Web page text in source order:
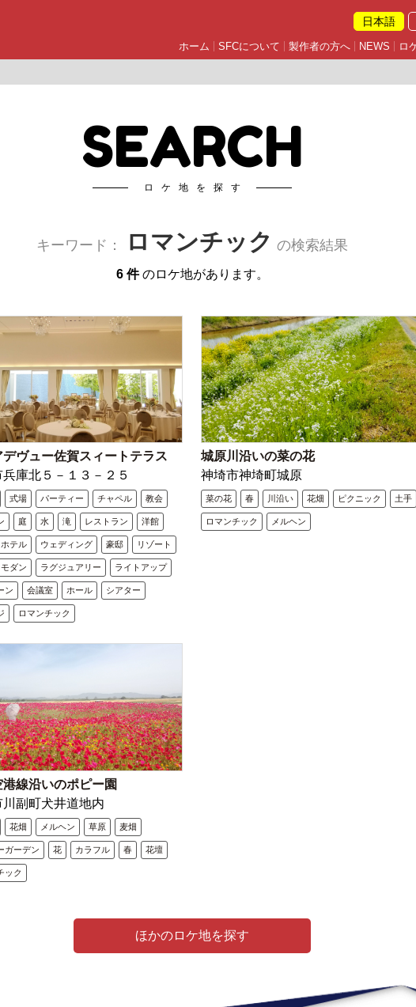
日本語
ホーム SFCについて 製作者の方へ NEWS ロ
SEARCH
ロケ地を探す
キーワード： ロマンチック の検索結果
6 件のロケ地があります。
デヴュー佐賀スィートテラス
庫北５－１３－２５
式場 パーティー チャペル 教会
庭 水 滝 レストラン 洋館
ホテル ウェディング 豪邸 リゾート
モダン ラグジュアリー ライトアップ
ン 会議室 ホール シアター
ロマンチック
城原川沿いの菜の花
神埼市神埼町城原
菜の花 春 川沿い 花畑 ピクニック 土手
ロマンチック メルヘン
港線沿いのポピー園
川副町犬井道地内
花畑 メルヘン 草原 麦畑
ガーデン 花 カラフル 春 花壇
ック
ほかのロケ地を探す